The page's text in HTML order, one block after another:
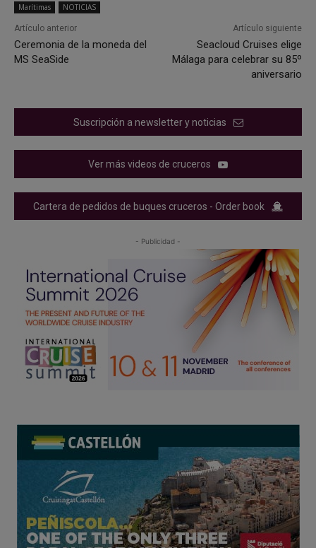
Marítimas NOTICIAS
Artículo anterior
Ceremonia de la moneda del
MS SeaSide
Artículo siguiente
Seacloud Cruises elige
Málaga para celebrar su 85º
aniversario
Suscripción a newsletter y noticias
Ver más videos de cruceros
Cartera de pedidos de buques cruceros - Order book
- Publicidad -